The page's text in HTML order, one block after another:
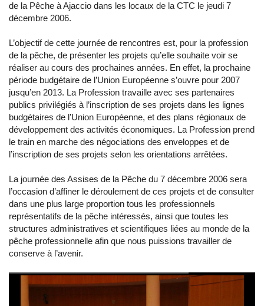
de la Pêche à Ajaccio dans les locaux de la CTC le jeudi 7
décembre 2006.
L’objectif de cette journée de rencontres est, pour la profession
de la pêche, de présenter les projets qu’elle souhaite voir se
réaliser au cours des prochaines années. En effet, la prochaine
période budgétaire de l’Union Européenne s’ouvre pour 2007
jusqu’en 2013. La Profession travaille avec ses partenaires
publics privilégiés à l’inscription de ses projets dans les lignes
budgétaires de l’Union Européenne, et des plans régionaux de
développement des activités économiques. La Profession prend
le train en marche des négociations des enveloppes et de
l’inscription de ses projets selon les orientations arrêtées.
La journée des Assises de la Pêche du 7 décembre 2006 sera
l’occasion d’affiner le déroulement de ces projets et de consulter
dans une plus large proportion tous les professionnels
représentatifs de la pêche intéressés, ainsi que toutes les
structures administratives et scientifiques liées au monde de la
pêche professionnelle afin que nous puissions travailler de
conserve à l’avenir.